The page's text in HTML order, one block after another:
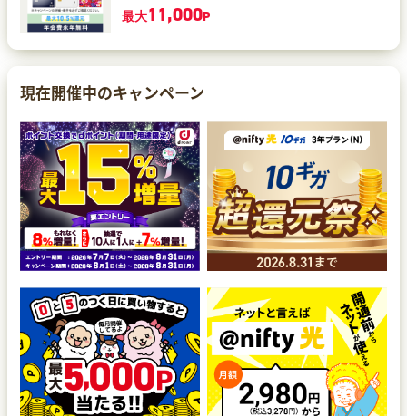
最大11,000P
現在開催中のキャンペーン